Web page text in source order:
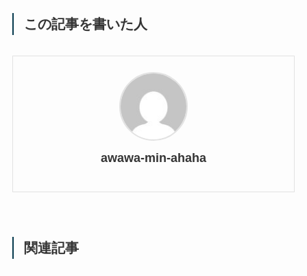
この記事を書いた人
awawa-min-ahaha
関連記事